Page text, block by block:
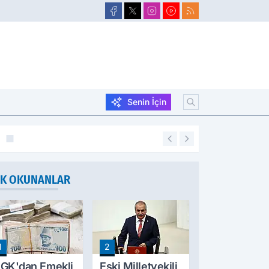
Senin İçin
21:40
OKUNANLAR
Emekli
2
Eski Milletvekili